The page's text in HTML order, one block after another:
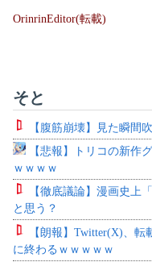
OrinrinEditor(転載)
そと
【腹筋崩壊】見た瞬間
【悲報】トリコの新作
ｗｗｗｗ
【徹底議論】漫画史上
と思う？
【朗報】Twitter(X)、転
に終わるｗｗｗｗｗ